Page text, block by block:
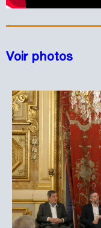
Voir photos